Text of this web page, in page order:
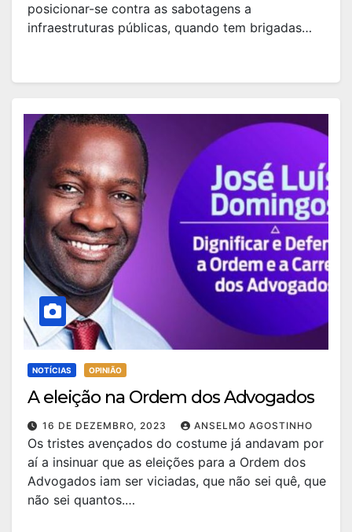
posicionar-se contra as sabotagens a
infraestruturas públicas, quando tem brigadas…
NOTÍCIAS OPINIÃO
A eleição na Ordem dos Advogados
16 DE DEZEMBRO, 2023 ANSELMO AGOSTINHO
Os tristes avençados do costume já andavam por
aí a insinuar que as eleições para a Ordem dos
Advogados iam ser viciadas, que não sei quê, que
não sei quantos.…